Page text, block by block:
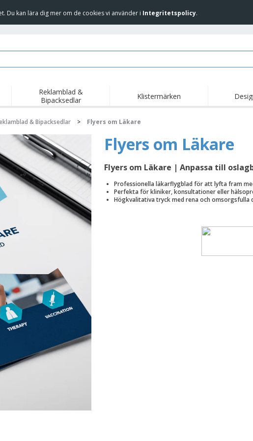
Du kan lära dig mer om de cookies vi använder i Integritetspolicy.
Trend
Roll-ups
Hemleverans och
takeaway
Klistermärken, vinyler
och affischer
Huvtröjor
Resväskor och
Nya produkter
Matserviceutrustning
och tillbehör
trofékoppar och
troféer
Medaljer
Broderi
Fraktlådor
Personaliserade
Böcker och
Reklamblad &
Bipacksedlar
Klistermärken
& Bipacksedlar > Flyers om Läkare
Flyers om Läkare
Flyers om Läkare | Anpassa till
Professionella läkarflygblad för att lyfta fram
Perfekta för kliniker, konsultationer eller
Högkvalitativa tryck med rena och omsorgsfulla